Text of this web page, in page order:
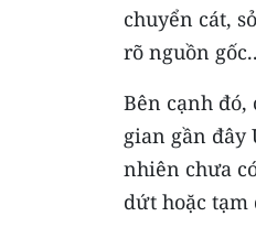
chuyển cát,
rõ nguồn
Bên cạnh
gian gần đây
nhiên chưa
dứt hoặc tạm